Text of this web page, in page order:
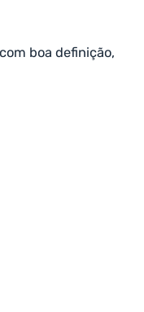
boa definição,